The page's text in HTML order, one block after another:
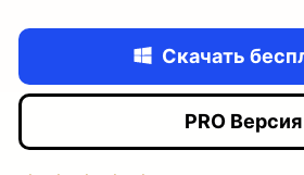
Скачать
PRO Версия